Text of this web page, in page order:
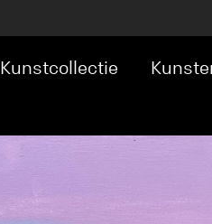
Kunstcollectie